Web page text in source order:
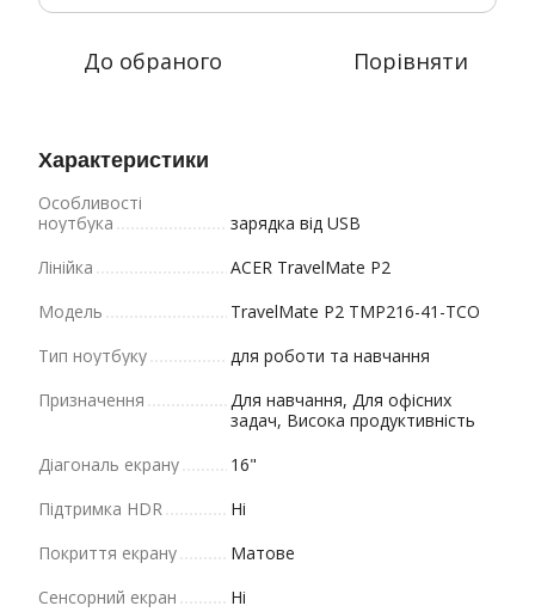
До обраного Порівняти
Характеристики
Особливості
ноутбука
зарядка від USB
Лінійка
ACER TravelMate P2
Модель
TravelMate P2 TMP216-41-TCO
Тип ноутбуку
для роботи та навчання
Призначення
Для навчання, Для офісних
задач, Висока продуктивність
Діагональ екрану
16"
Підтримка HDR
Ні
Покриття екрану
Матове
Сенсорний екран
Ні